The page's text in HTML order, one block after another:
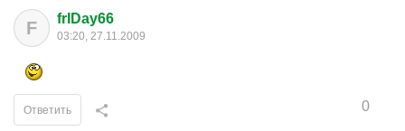
F frIDay66
03:20, 27.11.2009
0
Ответить